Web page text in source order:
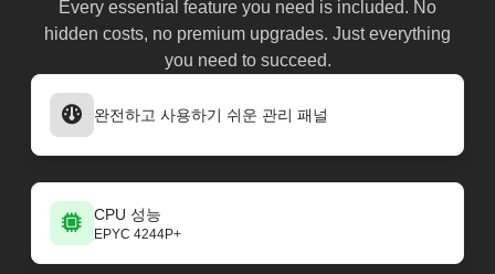
FiveM30811
FiveM30790
FiveM
FiveM30408
FiveM30373
Every essential feature you need is included. No
hidden costs, no premium upgrades. Just everything
you need to succeed.
완전하고 사용하기 쉬운 관리 패널
CPU 성능
EPYC 4244P+